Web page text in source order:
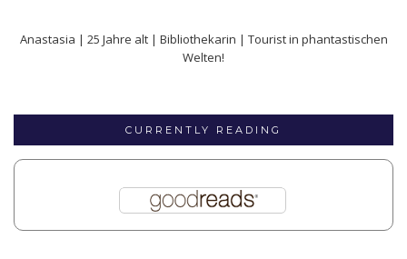
Anastasia | 25 Jahre alt | Bibliothekarin | Tourist in phantastischen
Welten!
CURRENTLY READING